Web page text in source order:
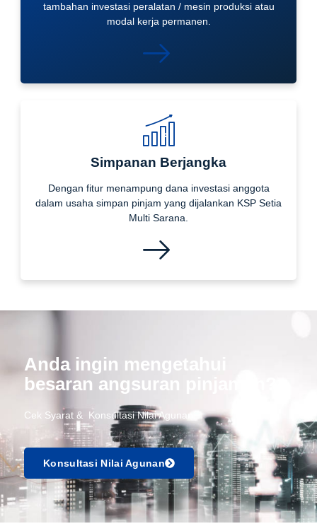
tambahan investasi peralatan / mesin produksi atau
modal kerja permanen.
Simpanan Berjangka
Dengan fitur menampung dana investasi anggota
dalam usaha simpan pinjam yang dijalankan KSP Setia
Multi Sarana.
Anda ingin mengetahui
besaran angsuran pinjaman?
Cek Syarat & Konsultasi Nilai Agunan.
Konsultasi Nilai Agunan